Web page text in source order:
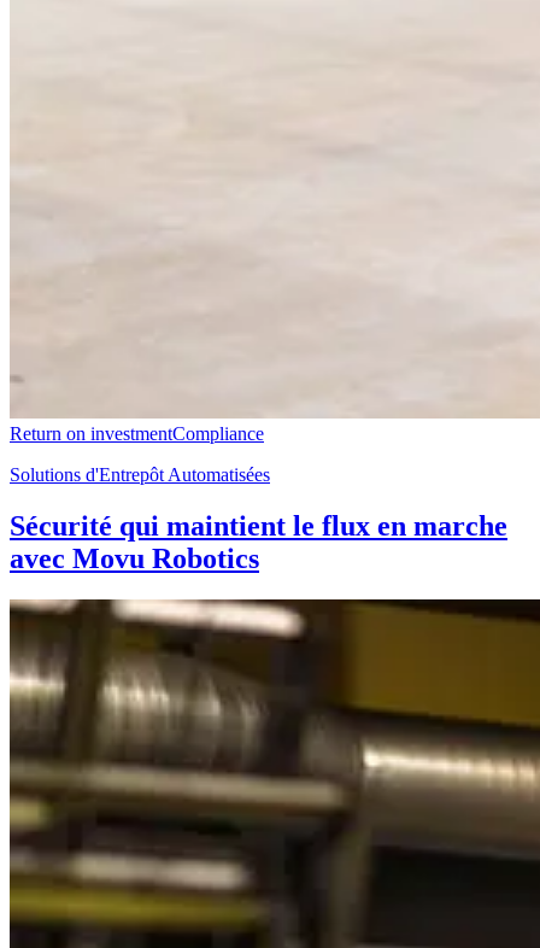
Return on investmentCompliance
Solutions d'Entrepôt Automatisées
Sécurité qui maintient le flux en marche
avec Movu Robotics